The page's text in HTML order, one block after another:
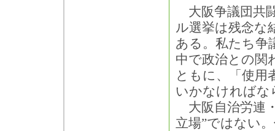
大阪争議団共
ル選挙は残念な
ある。私たち争
中で政治との関
ともに、「使用
いかなければな
大阪自治労連
立場”ではない